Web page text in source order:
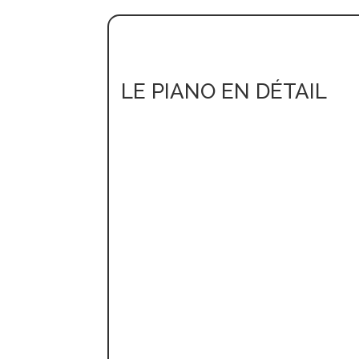
LE PIANO EN DÉTAIL